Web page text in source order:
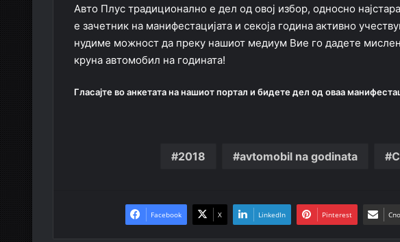
Авто Плус традиционално е дел од овој избор, односно
е зачетник на манифестацијата и секоја година активно
нудиме можност да преку нашиот медиум Вие го дадете
круна автомобил на годината!
Гласајте во анкетата на нашиот портал и бидете дел од оваа
2018 avtomobil na godinata
Facebook X LinkedIn Pinterest